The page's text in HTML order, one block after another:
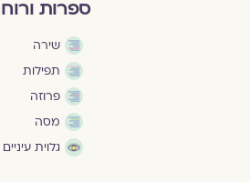
ספרות ורוח
שירה
תפילות
פרוזה
מסה
גלוית עיניים